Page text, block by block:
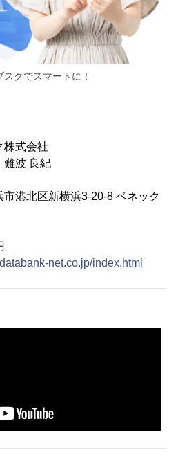
クでスマートに！
式会社
波 良紀
区新横浜3-20-8 ベネック
net.co.jp/index.html